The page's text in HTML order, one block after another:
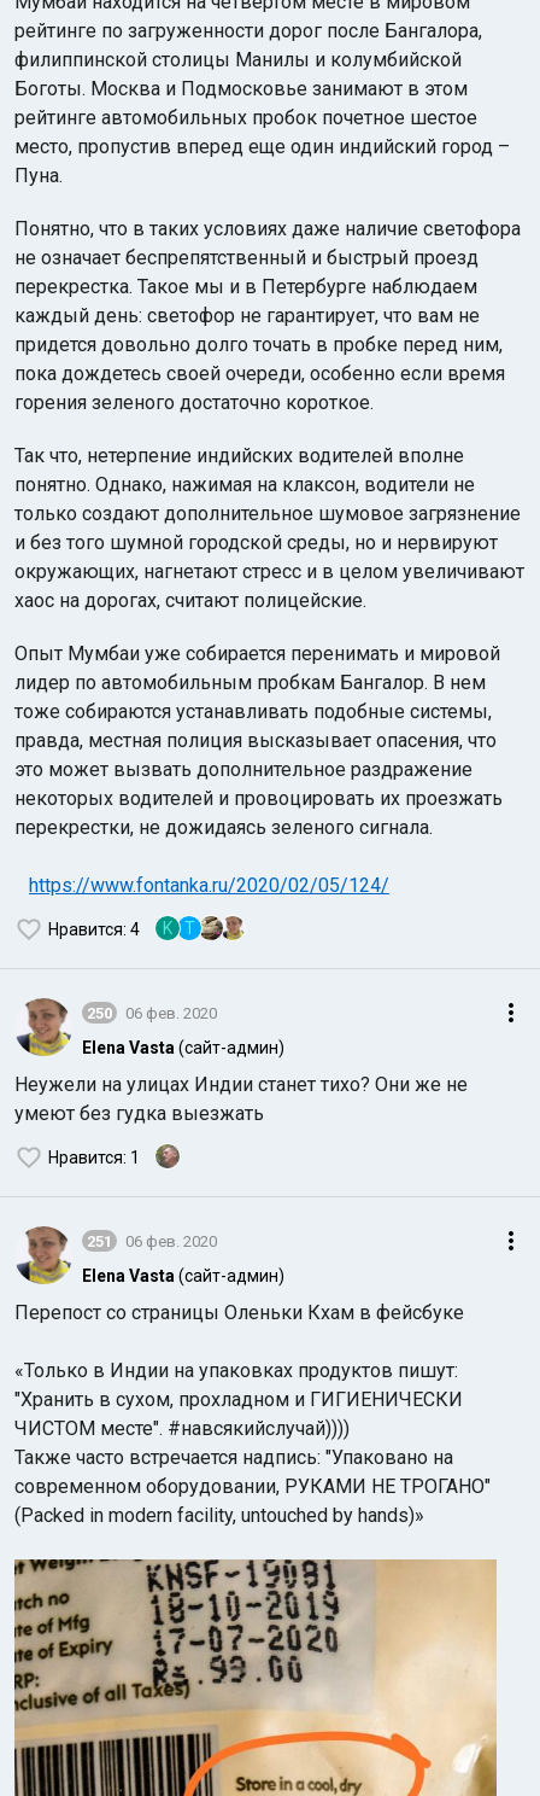
рейтинге по загруженности дорог после Бангалора,
филиппинской столицы Манилы и колумбийской
Боготы. Москва и Подмосковье занимают в этом
рейтинге автомобильных пробок почетное шестое
место, пропустив вперед еще один индийский город –
Пуна.
Понятно, что в таких условиях даже наличие светофора
не означает беспрепятственный и быстрый проезд
перекрестка. Такое мы и в Петербурге наблюдаем
каждый день: светофор не гарантирует, что вам не
придется довольно долго точать в пробке перед ним,
пока дождетесь своей очереди, особенно если время
горения зеленого достаточно короткое.
Так что, нетерпение индийских водителей вполне
понятно. Однако, нажимая на клаксон, водители не
только создают дополнительное шумовое загрязнение
и без того шумной городской среды, но и нервируют
окружающих, нагнетают стресс и в целом увеличивают
хаос на дорогах, считают полицейские.
Опыт Мумбаи уже собирается перенимать и мировой
лидер по автомобильным пробкам Бангалор. В нем
тоже собираются устанавливать подобные системы,
правда, местная полиция высказывает опасения, что
это может вызвать дополнительное раздражение
некоторых водителей и провоцировать их проезжать
перекрестки, не дожидаясь зеленого сигнала.
https://www.fontanka.ru/2020/02/05/124/
Нравится: 4 K T
250 06 фев. 2020
Elena Vasta (сайт-админ)
Неужели на улицах Индии станет тихо? Они же не
умеют без гудка выезжать
Нравится: 1
251 06 фев. 2020
Elena Vasta (сайт-админ)
Перепост со страницы Оленьки Кхам в фейсбуке
«Только в Индии на упаковках продуктов пишут:
"Хранить в сухом, прохладном и ГИГИЕНИЧЕСКИ
ЧИСТОМ месте". #навсякийслучай))))
Также часто встречается надпись: "Упаковано на
современном оборудовании, РУКАМИ НЕ ТРОГАНО"
(Packed in modern facility, untouched by hands)»